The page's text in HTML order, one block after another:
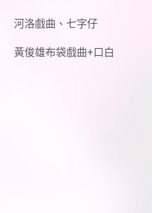
河洛戲曲、七字仔
黃俊雄布袋戲曲+口白